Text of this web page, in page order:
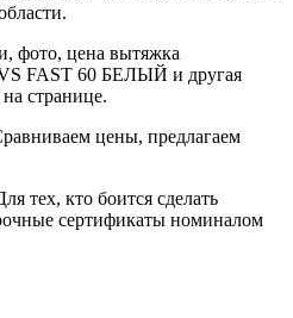
фото, цена вытяжка
FAST 60 БЕЛЫЙ и другая
странице.
цены, предлагаем
тех, кто боится сделать
сертификаты номиналом